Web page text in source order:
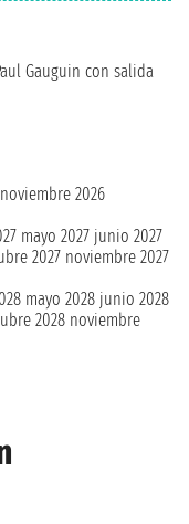
Gauguin con salida
noviembre 2026
mayo 2027 junio 2027
2027 noviembre 2027
mayo 2028 junio 2028
2028 noviembre